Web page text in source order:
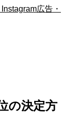
広告・
の決定方